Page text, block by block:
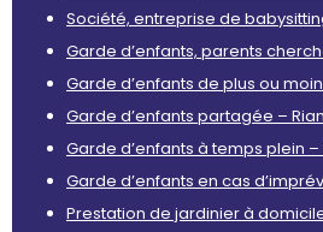
Société, entreprise de
Garde d’enfants, parents
Garde d’enfants de plus ou
Garde d’enfants partagée –
Garde d’enfants à temps plein –
Garde d’enfants en cas
Prestation de jardinier à